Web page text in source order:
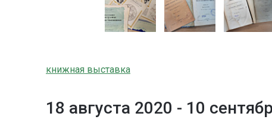
книжная выставка
18 августа 2020 - 10